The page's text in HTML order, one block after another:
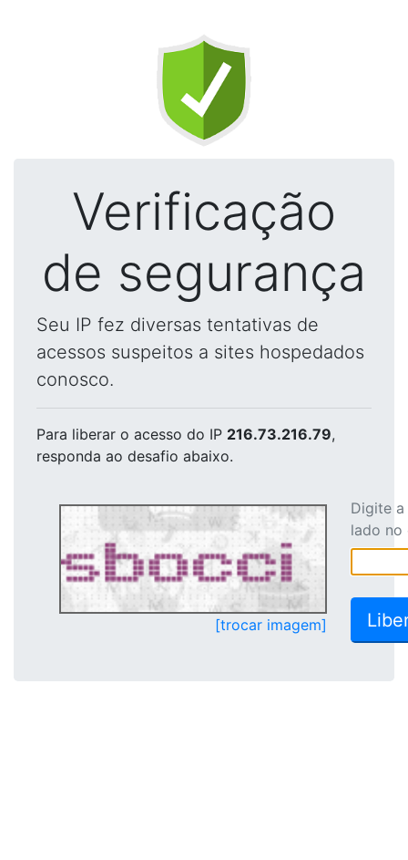
Verificação
de segurança
Seu IP fez diversas tentativas de
acessos suspeitos a sites hospedados
conosco.
Para liberar o acesso do IP 216.73.216.79,
responda ao desafio abaixo.
[trocar imagem]
Digite
lado no